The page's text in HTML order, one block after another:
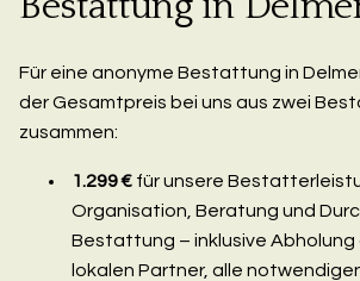
Für eine anonyme Bestattung in
der Gesamtpreis bei uns aus zwei
zusammen:
1.299 € für unsere
Organisation, Beratung und
Bestattung – inklusive Abholung
lokalen Partner, alle